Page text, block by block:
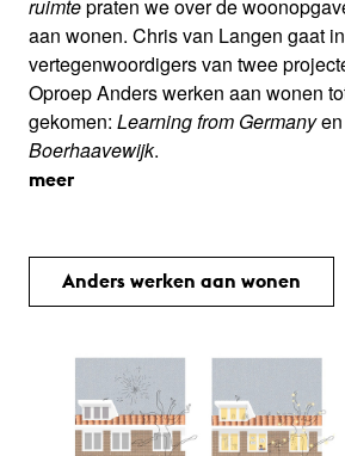
ruimtepraten we over de
aan wonen. Chris van Langen gaat
vertegenwoordigers van twee
Oproep Anders werken aan wonen
gekomen: Learning from Germanyen
Boerhaavewijk.
meer
Anders werken aan wonen